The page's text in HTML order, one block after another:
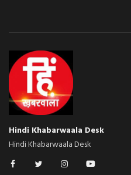
Hindi Khabarwaala Desk
Hindi Khabarwaala Desk